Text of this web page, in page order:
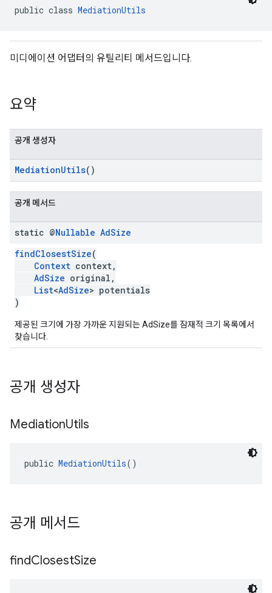
public class MediationUtils
미디에이션 어댑터의 유틸리티 메서드입니다.
요약
공개 생성자
MediationUtils()
공개 메서드
static @Nullable AdSize
findClosestSize(
Context context,
AdSize original,
List<AdSize> potentials
)
제공된 크기에 가장 가까운 지원되는 AdSize를 잠재적 크기 목록에서
찾습니다.
공개 생성자
MediationUtils
public MediationUtils()
공개 메서드
findClosestSize